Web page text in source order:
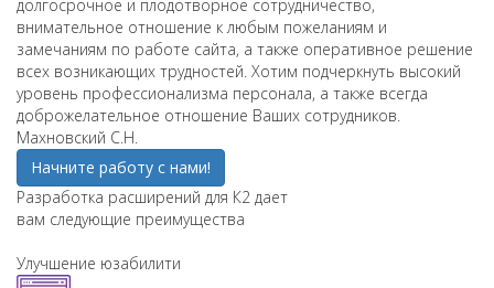
долгосрочное и плодотворное сотрудничество,
внимательное отношение к любым пожеланиям и
замечаниям по работе сайта, а также оперативное решение
всех возникающих трудностей. Хотим подчеркнуть высокий
уровень профессионализма персонала, а также всегда
доброжелательное отношение Ваших сотрудников.
Махновский С.Н.
Начните работу с нами!
Разработка расширений для К2 дает
вам следующие преимущества
Улучшение юзабилити